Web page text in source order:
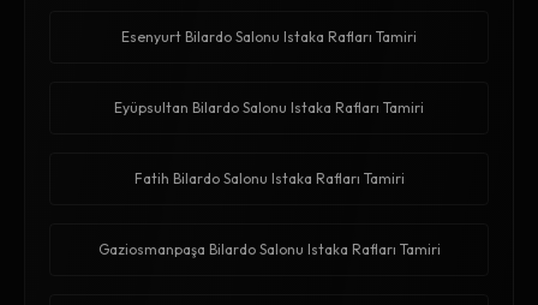
Esenyurt Bilardo Salonu Istaka Rafları Tamiri
Eyüpsultan Bilardo Salonu Istaka Rafları Tamiri
Fatih Bilardo Salonu Istaka Rafları Tamiri
Gaziosmanpaşa Bilardo Salonu Istaka Rafları Tamiri